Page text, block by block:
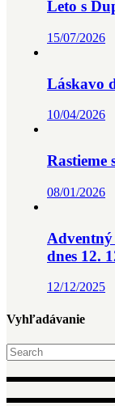
Leto s
15/07/2026
Láskavo
10/04/2026
Rastieme
08/01/2026
dnes 12.
12/12/2025
Vyhľadávanie
Search
for: